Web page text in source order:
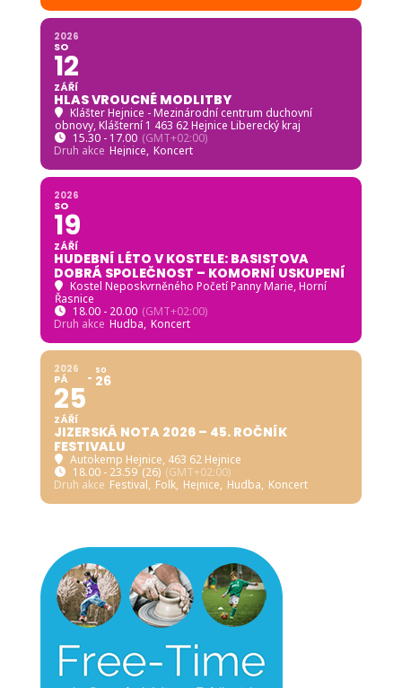
2026
SO
12
ZÁŘÍ
HLAS VROUCNÉ MODLITBY
Klášter Hejnice - Mezinárodní centrum duchovní
obnovy, Klášterní 1 463 62 Hejnice Liberecký kraj
15.30 - 17.00 (GMT+02:00)
Druh akce Hejnice, Koncert
2026
SO
19
ZÁŘÍ
HUDEBNÍ LÉTO V KOSTELE: BASISTOVA
DOBRÁ SPOLEČNOST – KOMORNÍ USKUPENÍ
Kostel Neposkvrněného Početí Panny Marie, Horní
Řasnice
18.00 - 20.00 (GMT+02:00)
Druh akce Hudba, Koncert
2026
PÁ
25
ZÁŘÍ
SO
26
JIZERSKÁ NOTA 2026 – 45. ROČNÍK
FESTIVALU
Autokemp Hejnice, 463 62 Hejnice
18.00 - 23.59 (26) (GMT+02:00)
Druh akce Festival, Folk, Hejnice, Hudba, Koncert